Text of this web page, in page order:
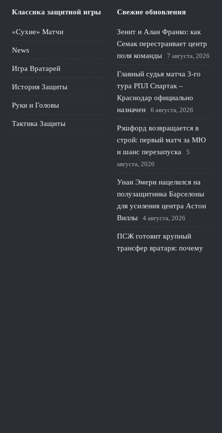
Классика защитной игры
«Сухие» Матчи
News
Игра Вратарей
История Защиты
Руки и Головы
Тактика Защиты
Свежие обновления
Зенит и Алан Франко: как
Семак перестраивает центр
поля команды
7 августа, 2026
Главный судья матча 3-го
тура РПЛ Спартак –
Краснодар официально
назначен
6 августа, 2026
Рэшфорд возвращается в
строй: первый матч за МЮ
и шанс перезапуска
5
августа, 2026
Унаи Эмери нацелился на
полузащитника Барселоны
для усиления центра Астон
Виллы
4 августа, 2026
ПСЖ готовит крупный
трансфер вратаря: почему